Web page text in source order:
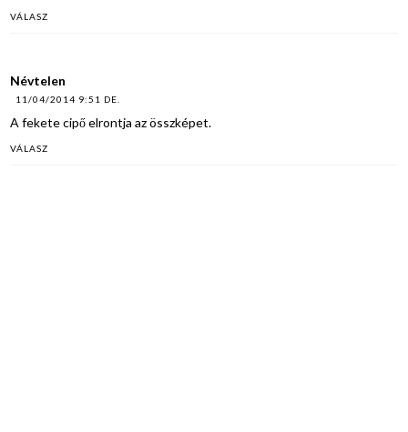
VÁLASZ
Névtelen
11/04/2014 9:51 DE.
A fekete cipő elrontja az összképet.
VÁLASZ